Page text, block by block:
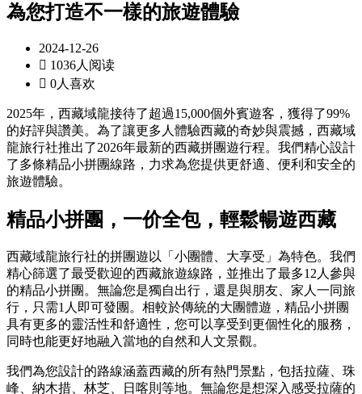
為您打造不一樣的旅遊體驗
2024-12-26
 1036人阅读
 0人喜欢
2025年，西藏域龍接待了超過15,000個外賓遊客，獲得了99%
的好評與讚美。為了讓更多人體驗西藏的奇妙與震撼，西藏域
龍旅行社推出了2026年最新的西藏拼團遊行程。我們精心設計
了多條精品小拼團線路，力求為您提供更舒適、便利和安全的
旅遊體驗。
精品小拼團，一价全包，輕鬆暢遊西藏
西藏域龍旅行社的拼團遊以「小團體、大享受」為特色。我們
精心篩選了最受歡迎的西藏旅遊線路，並推出了最多12人參與
的精品小拼團。無論您是獨自出行，還是與朋友、家人一同旅
行，只需1人即可發團。相較於傳統的大團體遊，精品小拼團
具有更多的靈活性和舒適性，您可以享受到更個性化的服務，
同時也能更好地融入當地的自然和人文景觀。
我們為您設計的路線涵蓋西藏的所有熱門景點，包括拉薩、珠
峰、納木措、林芝、日喀則等地。無論您是想深入感受拉薩的